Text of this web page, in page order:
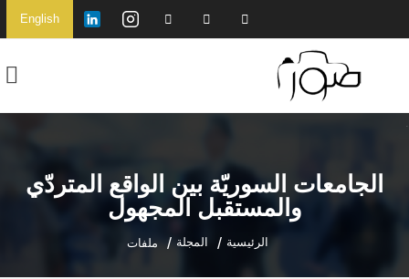
English
الجامعات السوريّة بين الواقع المتردّي
والمستقبل المجهول
الرئيسية المجلة ملفات